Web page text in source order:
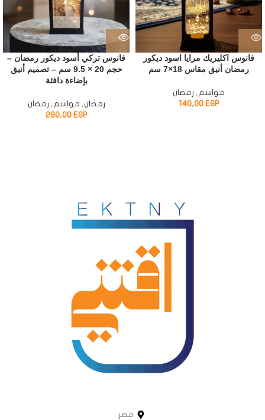
فانوس اكليريك مرايا اسود ديكور
رمضان أنيق مقاس 18×7 سم
مواسم, رمضان
140,00 EGP
فانوس تركي أسود ديكور رمضان –
حجم 20 × 9.5 سم – تصميم أنيق
بإضاءة دافئة
رمضان, مواسم, رمضان
290,00 EGP
مصر